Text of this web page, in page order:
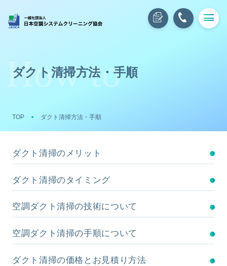
TOP ダクト清掃方法・手順
ダクト清掃方法・手順
ダクト清掃のメリット
ダクト清掃のタイミング
空調ダクト清掃の技術について
空調ダクト清掃の手順について
ダクト清掃の価格とお見積り方法